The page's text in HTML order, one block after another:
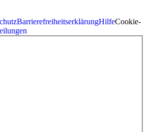
BarrierefreiheitserklärungHilfeCookie-